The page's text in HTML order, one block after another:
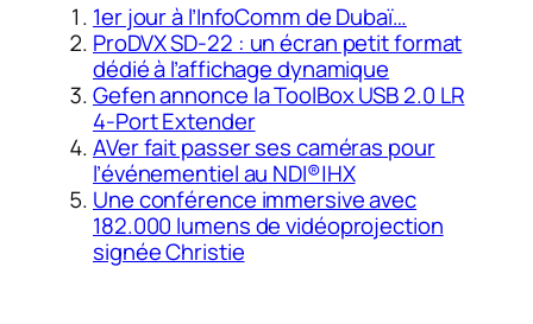
1er jour à l’InfoComm de Dubaï…
ProDVX SD-22 : un écran petit format
dédié à l’affichage dynamique
Gefen annonce la ToolBox USB 2.0 LR
4-Port Extender
AVer fait passer ses caméras pour
l’événementiel au NDI®|HX
Une conférence immersive avec
182.000 lumens de vidéoprojection
signée Christie